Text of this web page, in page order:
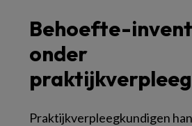
Behoefte-
onder
Praktijkverpleegkundigen